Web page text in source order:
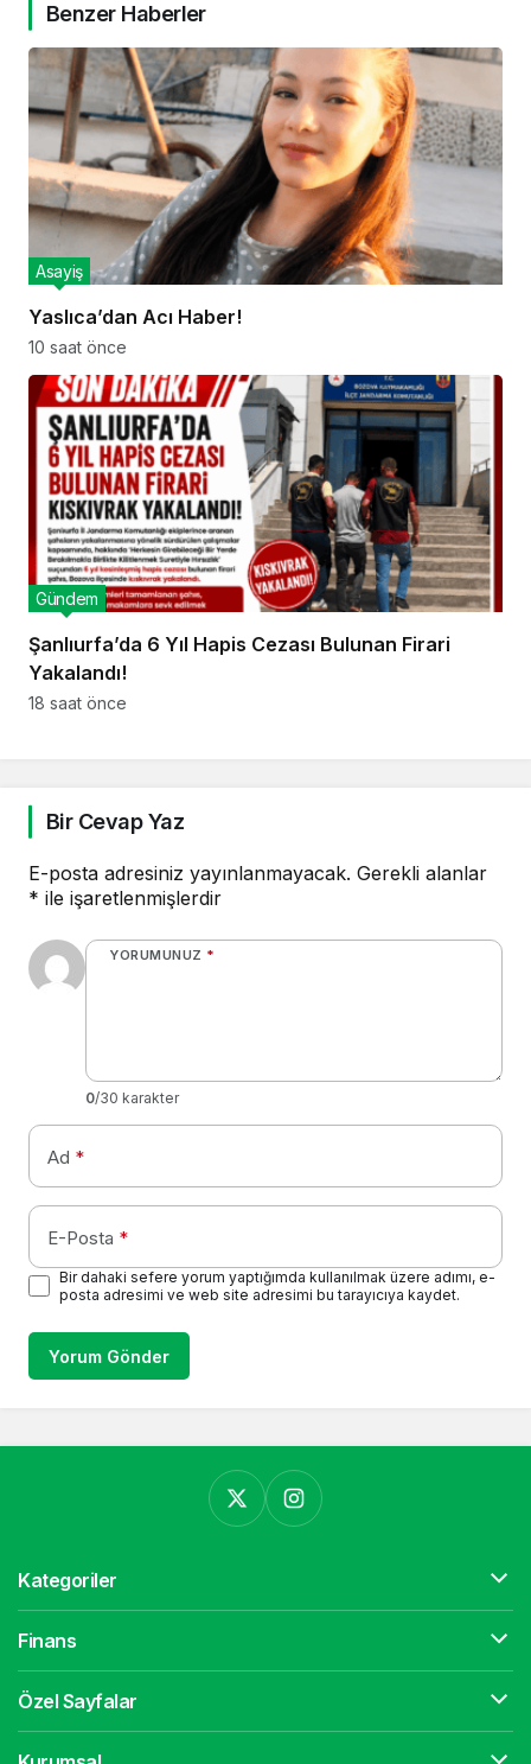
Benzer Haberler
Yaslıca’dan Acı Haber!
Asayiş
10 saat önce
Şanlıurfa’da 6 Yıl Hapis Cezası Bulunan Firari
Yakalandı!
Gündem
18 saat önce
Bir Cevap Yaz
E-posta adresiniz yayınlanmayacak. Gerekli alanlar
* ile işaretlenmişlerdir
YORUMUNUZ *
0/30 karakter
Ad *
E-Posta *
Bir dahaki sefere yorum yaptığımda kullanılmak üzere adımı, e-
posta adresimi ve web site adresimi bu tarayıcıya kaydet.
Yorum Gönder
Kategoriler
Finans
Özel Sayfalar